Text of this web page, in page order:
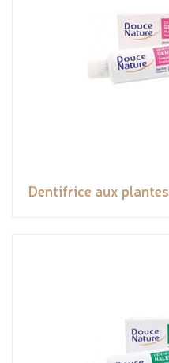
Dentifrice aux plantes